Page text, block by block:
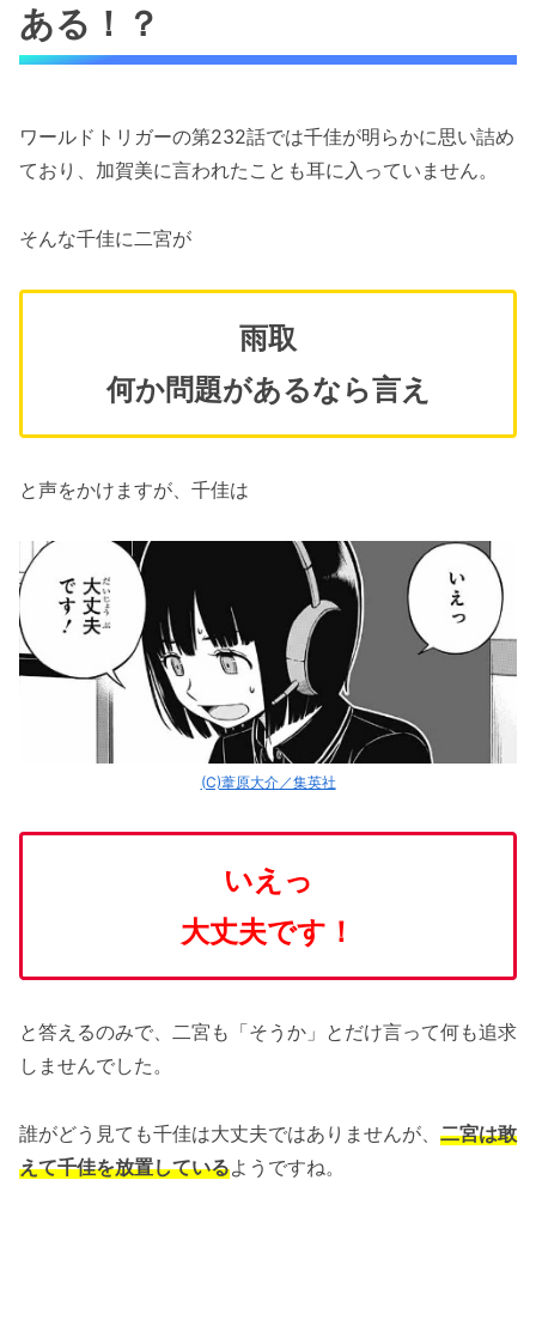
ある！？
ワールドトリガーの第232話では千佳が明らかに思い詰め
ており、加賀美に言われたことも耳に入っていません。
そんな千佳に二宮が
雨取
何か問題があるなら言え
と声をかけますが、千佳は
(C)葦原大介／集英社
いえっ
大丈夫です！
と答えるのみで、二宮も「そうか」とだけ言って何も追求
しませんでした。
誰がどう見ても千佳は大丈夫ではありませんが、 二宮は敢
えて千佳を放置しているようですね。